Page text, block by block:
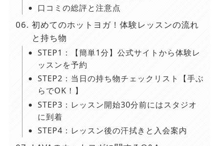
口コミの総評と注意点
初めてのホットヨガ！体験レッスンの流れ
と持ち物
STEP1：【簡単1分】公式サイトから体験レ
ッスンを予約
STEP2：当日の持ち物チェックリスト【手ぶ
らでOK！】
STEP3：レッスン開始30分前にはスタジオ
に到着
STEP4：レッスン後の汗拭きと入会案内